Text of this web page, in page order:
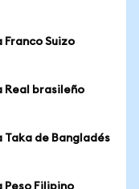
Franco Suizo
Real brasileño
Taka de Bangladés
Peso Filipino